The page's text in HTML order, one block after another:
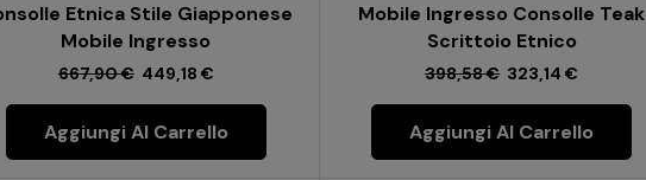
Etnica Stile Giapponese
Mobile Ingresso
667,90€ 449,18 €
Aggiungi Al Carrello
Mobile Ingresso Consolle Teak
Scrittoio Etnico
398,58€ 323,14€
Aggiungi Al Carrello